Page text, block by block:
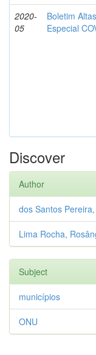
2020-
05
Boletim
Especial
Discover
Author
dos Santos
Lima Rocha,
Subject
municípios
ONU